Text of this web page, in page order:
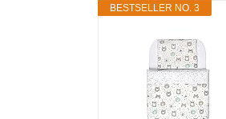
BESTSELLER NO. 3